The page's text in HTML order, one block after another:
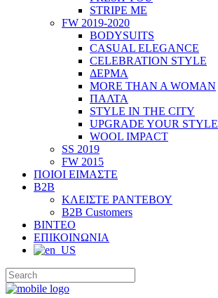
STRIPE ME
FW 2019-2020
BODYSUITS
CASUAL ELEGANCE
CELEBRATION STYLE
ΔΕΡΜΑ
MORE THAN A WOMAN
ΠΑΛΤΑ
STYLE IN THE CITY
UPGRADE YOUR STYLE
WOOL IMPACT
SS 2019
FW 2015
ΠΟΙΟΙ ΕΙΜΑΣΤΕ
B2B
ΚΛΕΙΣΤΕ ΡΑΝΤΕΒΟΥ
B2B Customers
ΒΙΝΤΕΟ
ΕΠΙΚΟΙΝΩΝΙΑ